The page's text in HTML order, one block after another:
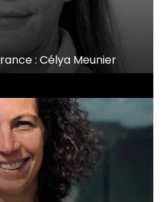
: Célya Meunier